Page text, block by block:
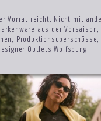
Vorrat reicht. Nicht mit
aus der Vorsaison,
Produktionsüberschüsse,
Outlets Wolfsbung.
auf den
bis 15.08.26